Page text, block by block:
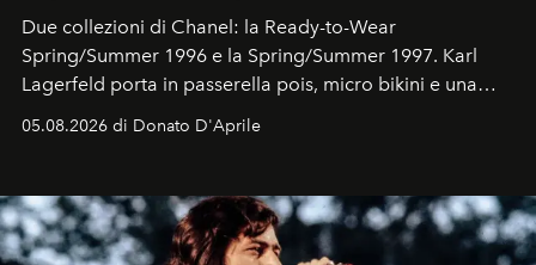
Due collezioni di Chanel: la Ready-to-Wear
Spring/Summer 1996 e la Spring/Summer 1997. Karl
Lagerfeld porta in passerella pois, micro bikini e una
logomania pensata per la spiaggia
Kate, Claudia e Carla una dietro l'altra. Trent'anni dopo,
uno dei documenti più contemporanei che abbiamo.
05.08.2026 di Donato D'Aprile